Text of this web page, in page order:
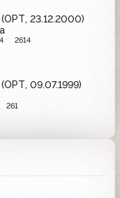
23.12.2000)
2614
09.07.1999)
261